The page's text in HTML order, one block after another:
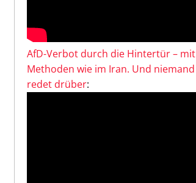
AfD-Verbot durch die Hintertür – mit
Methoden wie im Iran. Und niemand
redet drüber: